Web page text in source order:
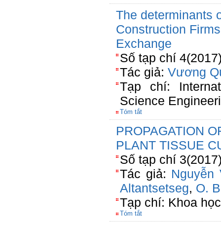
The determinants
Construction
Exchange
Số tạp chí
Tác giả: Vương
Tạp chí:
Science
Tóm tắt
PROPAGATION
PLANT TISSUE
Số tạp chí
Tác giả: Nguyễn
Altantsetseg, O.
Tạp chí: Khoa
Tóm tắt